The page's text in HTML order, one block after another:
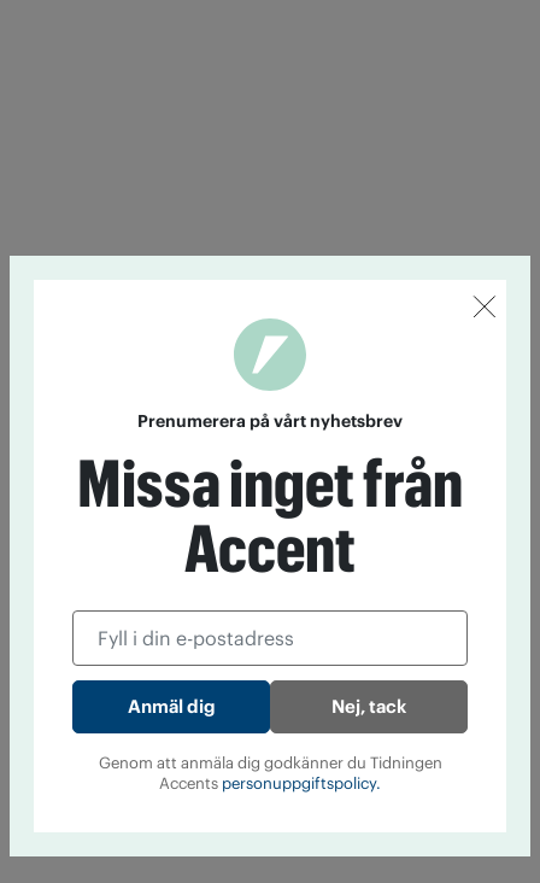
Prenumerera på vårt nyhetsbrev
Missa inget från
Accent
Nej, tack
Genom att anmäla dig godkänner du Tidningen
Accents personuppgiftspolicy.